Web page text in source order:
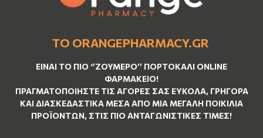
ΤΟ ORANGEPHARMACY.GR
ΕΊΝΑΙ ΤO ΠΙΟ ‘’ΖΟΥΜΕΡΌ’’ ΠΟΡΤΟΚΑΛΊ ΟNLINE
ΦΑΡΜΑΚΕΊΟ!
ΠΡΑΓΜΑΤΟΠΟΙΉΣΤΕ ΤΙΣ ΑΓΟΡΈΣ ΣΑΣ ΕΎΚΟΛΑ, ΓΡΉΓΟΡΑ
ΚΑΙ ΔΙΑΣΚΕΔΑΣΤΙΚΆ ΜΈΣΑ ΑΠΌ ΜΙΑ ΜΕΓΆΛΗ ΠΟΙΚΙΛΊΑ
ΠΡΟΪΌΝΤΩΝ, ΣΤΙΣ ΠΙΟ ΑΝΤΑΓΩΝΙΣΤΙΚΈΣ ΤΙΜΈΣ!